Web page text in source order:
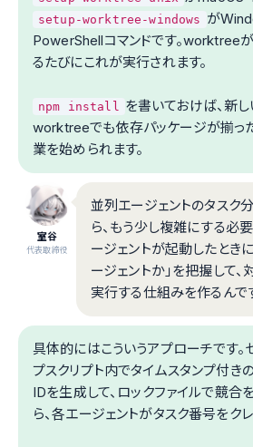
setup-worktree-windows が
PowerShellコマンドです。worktree
るたびにこれが実行されます。
npm install
を書いておけば、新し
worktreeでも依存パッケージが揃っ
業を始められます。
室谷
代表取締役
並列エージェントのタスク
ら、もう少し複雑にする必
ージェントが起動したとき
ージェントか」を把握して
実行する仕組みを作るんで
具体的にはこういうアプローチです。
プスクリプト内でタイムスタンプ付き
IDを生成して、ロックファイルで競合
ら、各エージェントがタスク番号をク